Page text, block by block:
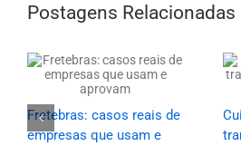
Postagens Relacionadas
Fretebras: casos reais de
empresas que usam e